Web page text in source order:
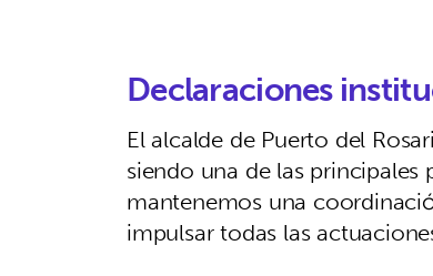
Declaraciones
El alcalde de Puerto del
siendo una de las
mantenemos una
impulsar todas las